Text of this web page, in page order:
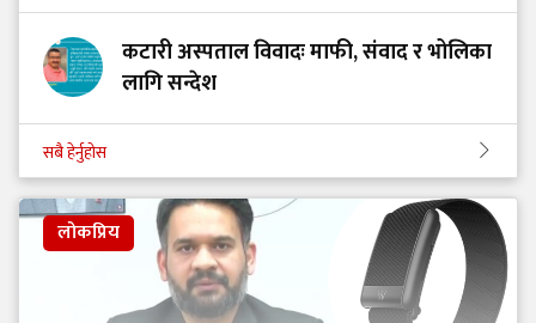
कटारी अस्पताल विवादः माफी, संवाद र भोलिका
लागि सन्देश
सबै हेर्नुहोस
लोकप्रिय